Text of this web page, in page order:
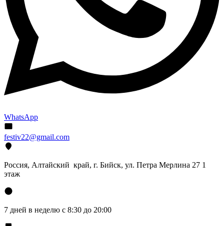
WhatsApp
festiv22@gmail.com
Россия, Алтайский край, г. Бийск, ул. Петра Мерлина 27 1
этаж
7 дней в неделю с 8:30 до 20:00